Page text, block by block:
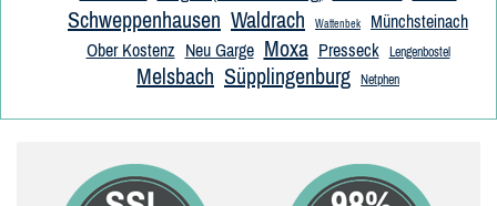
Schweppenhausen Waldrach Wattenbek
Münchsteinach
Ober Kostenz
Neu Garge Moxa Presseck Lengenbostel
Melsbach Süpplingenburg Netphen